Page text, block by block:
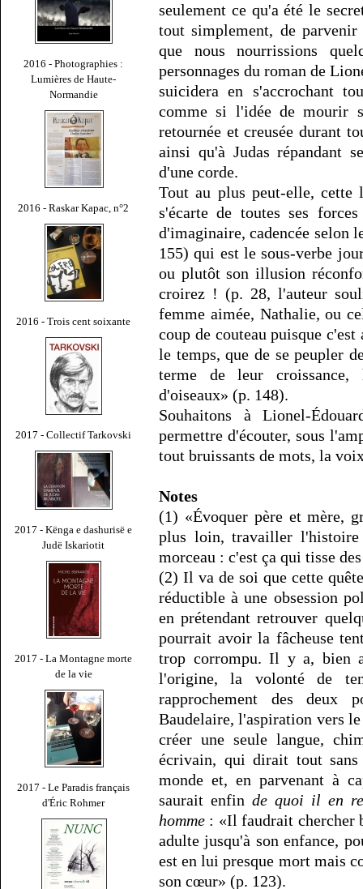
2016 - Photographies :
Lumières de Haute-
Normandie
2016 - Raskar Kapac, n°2
2016 - Trois cent soixante
2017 - Collectif Tarkovski
2017 - Kënga e dashurisë e
Judë Iskariotit
2017 - La Montagne morte
de la vie
2017 - Le Paradis français
d'Éric Rohmer
seulement ce qu'a été le
tout simplement, de
que nous nourrissions
personnages du roman de
suicidera en s'accrochant
comme si l'idée de mourir
retournée et creusée durant
ainsi qu'à Judas répandant
d'une corde.
Tout au plus peut-elle, cette
s'écarte de toutes ses
d'imaginaire, cadencée selon
155) qui est le sous-verbe
ou plutôt son illusion
croirez ! (p. 28, l'auteur
femme aimée, Nathalie, ou
coup de couteau puisque
le temps, que de se peupler
terme de leur croissance,
d'oiseaux» (p. 148).
Souhaitons à Lionel-
permettre d'écouter, sous
tout bruissants de mots, la
Notes
(1) «Évoquer père et mère,
plus loin, travailler
morceau : c'est ça qui tisse
(2) Il va de soi que cette
réductible à une obsession
en prétendant retrouver
pourrait avoir la fâcheuse
trop corrompu. Il y a, bien
l'origine, la volonté de
rapprochement des deux
Baudelaire, l'aspiration vers
créer une seule langue,
écrivain, qui dirait tout
monde et, en parvenant à
saurait enfinde quoi il en
homme : «Il faudrait chercher
adulte jusqu'à son enfance,
est en lui presque mort mais
son cœur» (p. 123).